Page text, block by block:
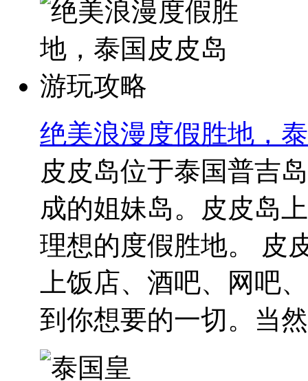
绝美浪漫度假胜地，
皮皮岛位于泰国普吉
成的姐妹岛。皮皮岛
理想的度假胜地。 皮
上饭店、酒吧、网吧
到你想要的一切。当